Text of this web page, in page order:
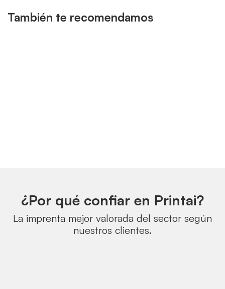
También te recomendamos
¿Por qué confiar en Printai?
La imprenta mejor valorada del sector según
nuestros clientes.